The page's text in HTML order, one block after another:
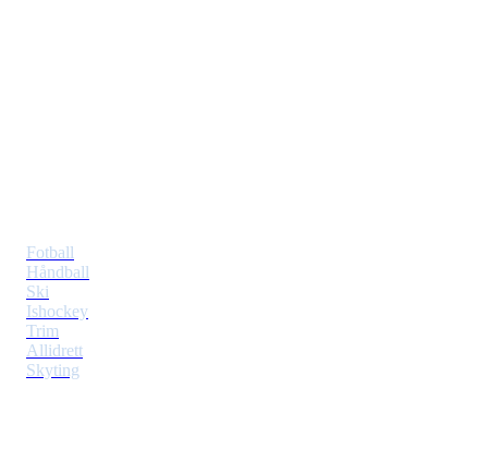
Fotball
Håndball
Ski
Ishockey
Trim
Allidrett
Skyting